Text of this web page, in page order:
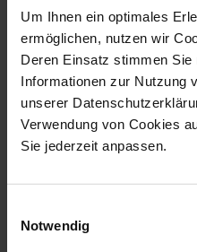
Um Ihnen ein optimales
ermöglichen, nutzen wir
Deren Einsatz stimmen Sie
Informationen zur Nutzung
unserer
Verwendung von Cookies
Sie jederzeit anpassen.
Notwendig
Available
$107.00
14% saved